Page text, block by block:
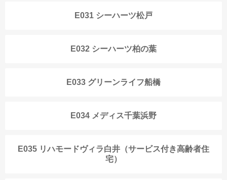
E031 シーハーツ松戸
E032 シーハーツ柏の葉
E033 グリーンライフ船橋
E034 メディス千葉浜野
E035 リハモードヴィラ白井（サービス付き高齢者住
宅）